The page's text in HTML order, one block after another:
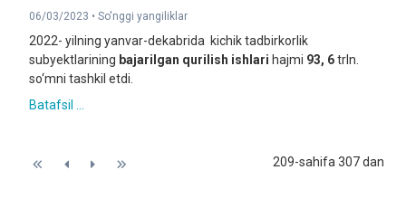
06/03/2023 • So'nggi yangiliklar
2022- yilning yanvar-dekabrida kichik tadbirkorlik
subyektlarining bajarilgan qurilish ishlari hajmi 93, 6trln.
so‘mni tashkil etdi.
Batafsil ...
209-sahifa 307 dan